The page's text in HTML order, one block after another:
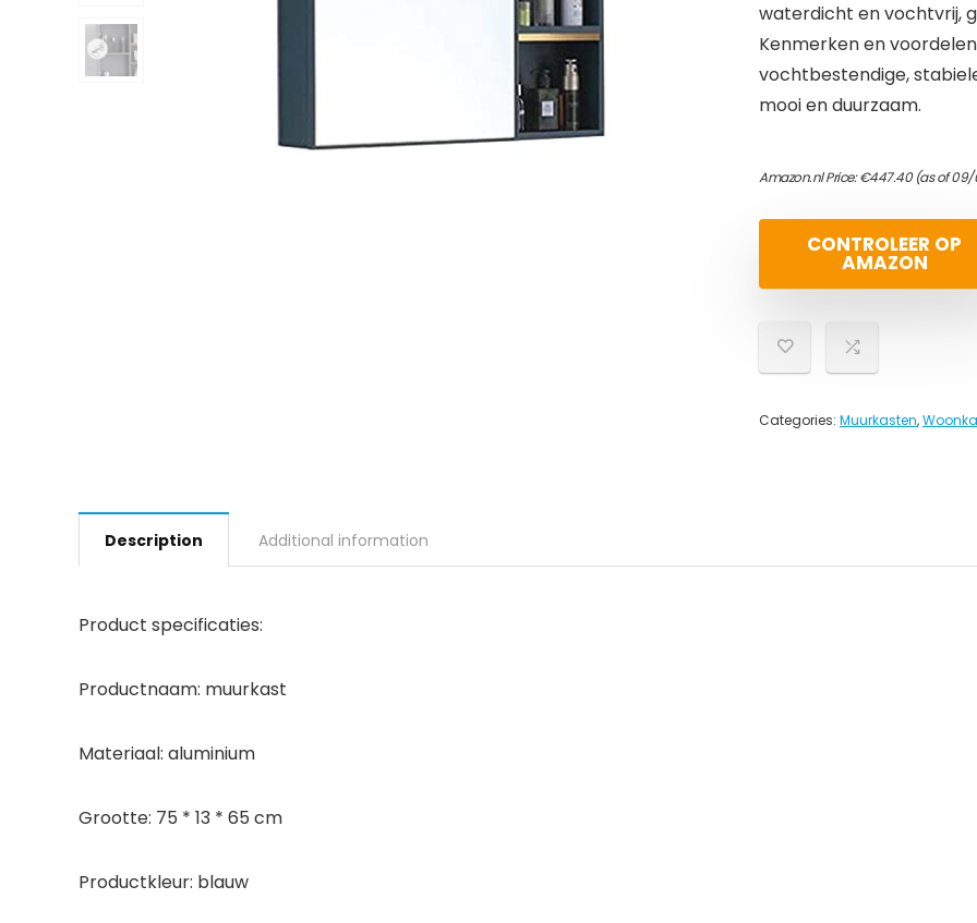
waterdicht en vochtvrij,
Kenmerken en
vochtbestendige,
mooi en duurzaam.
Amazon.nl Price:€447.40(as of 09/
CONTROLEER OP
AMAZON
Categories: Muurkasten,
Description Additional information
Product specificaties:
Productnaam: muurkast
Materiaal: aluminium
Grootte: 75 * 13 * 65 cm
Productkleur: blauw